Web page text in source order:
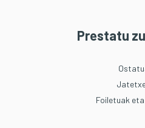
Prestatu
Foiletuak